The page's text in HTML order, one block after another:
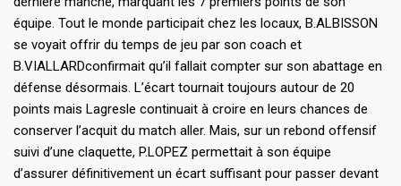
équipe. Tout le monde participait chez les locaux, B.ALBISSON
se voyait offrir du temps de jeu par son coach et
B.VIALLARDconfirmait qu’il fallait compter sur son abattage en
défense désormais. L’écart tournait toujours autour de 20
points mais Lagresle continuait à croire en leurs chances de
conserver l’acquit du match aller. Mais, sur un rebond offensif
suivi d’une claquette, P.LOPEZ permettait à son équipe
d’assurer définitivement un écart suffisant pour passer devant